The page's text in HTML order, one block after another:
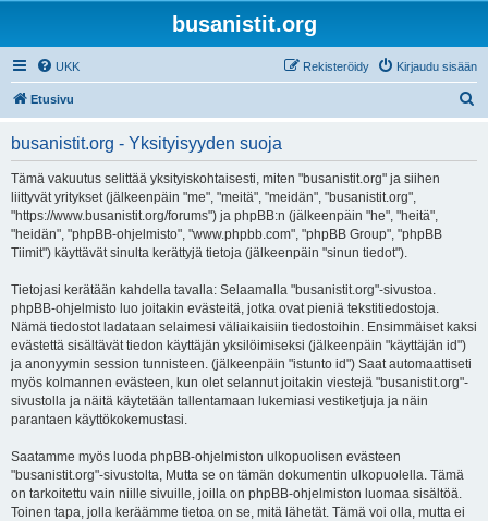
busanistit.org
UKK Kirjaudu sisään
Rekisteröidy
Etusivu
busanistit.org - Yksityisyyden suoja
Tämä vakuutus selittää yksityiskohtaisesti, miten "busanistit.org" ja siihen
liittyvät yritykset (jälkeenpäin "me", "meitä", "meidän", "busanistit.org",
"https://www.busanistit.org/forums") ja phpBB:n (jälkeenpäin "he", "heitä",
"heidän", "phpBB-ohjelmisto", "www.phpbb.com", "phpBB Group", "phpBB
Tiimit") käyttävät sinulta kerättyjä tietoja (jälkeenpäin "sinun tiedot").
Tietojasi kerätään kahdella tavalla: Selaamalla "busanistit.org"-sivustoa.
phpBB-ohjelmisto luo joitakin evästeitä, jotka ovat pieniä tekstitiedostoja.
Nämä tiedostot ladataan selaimesi väliaikaisiin tiedostoihin. Ensimmäiset kaksi
evästettä sisältävät tiedon käyttäjän yksilöimiseksi (jälkeenpäin "käyttäjän id")
ja anonyymin session tunnisteen. (jälkeenpäin "istunto id") Saat automaattiseti
myös kolmannen evästeen, kun olet selannut joitakin viestejä "busanistit.org"-
sivustolla ja näitä käytetään tallentamaan lukemiasi vestiketjuja ja näin
parantaen käyttökokemustasi.
Saatamme myös luoda phpBB-ohjelmiston ulkopuolisen evästeen
"busanistit.org"-sivustolta, Mutta se on tämän dokumentin ulkopuolella. Tämä
on tarkoitettu vain niille sivuille, joilla on phpBB-ohjelmiston luomaa sisältöä.
Toinen tapa, jolla keräämme tietoa on se, mitä lähetät. Tämä voi olla, mutta ei